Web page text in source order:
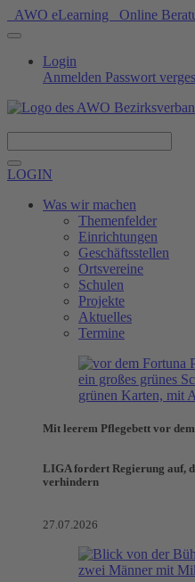
AWO eLearning Online
Login
Anmelden Passwort
LOGIN
Was wir machen
Themenfelder
Einrichtungen
Geschäftsstellen
Ortsvereine
Schulen
Projekte
Aktuelles
Termine
Mit leerem Pflegebett vor
LIGA fordert Regierung auf,
verhindern
27.07.2026